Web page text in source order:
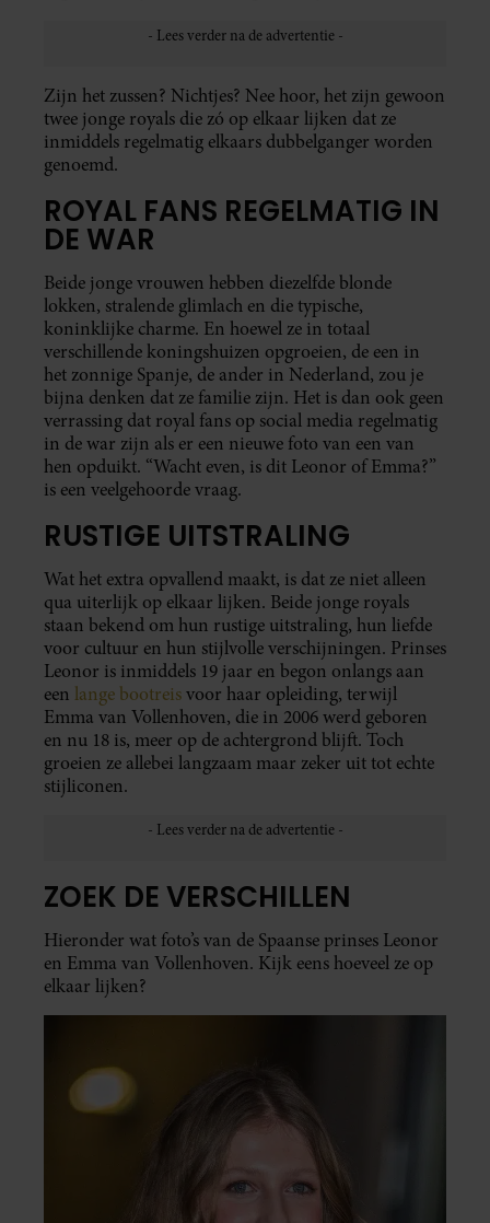
Zijn het zussen? Nichtjes? Nee hoor, het zijn gewoon
twee jonge royals die zó op elkaar lijken dat ze
inmiddels regelmatig elkaars dubbelganger worden
genoemd.
ROYAL FANS REGELMATIG IN
DE WAR
Beide jonge vrouwen hebben diezelfde blonde
lokken, stralende glimlach en die typische,
koninklijke charme. En hoewel ze in totaal
verschillende koningshuizen opgroeien, de een in
het zonnige Spanje, de ander in Nederland, zou je
bijna denken dat ze familie zijn. Het is dan ook geen
verrassing dat royal fans op social media regelmatig
in de war zijn als er een nieuwe foto van een van
hen opduikt. “Wacht even, is dit Leonor of Emma?”
is een veelgehoorde vraag.
RUSTIGE UITSTRALING
Wat het extra opvallend maakt, is dat ze niet alleen
qua uiterlijk op elkaar lijken. Beide jonge royals
staan bekend om hun rustige uitstraling, hun liefde
voor cultuur en hun stijlvolle verschijningen. Prinses
Leonor is inmiddels 19 jaar en begon onlangs aan
een lange bootreisvoor haar opleiding, terwijl
Emma van Vollenhoven, die in 2006 werd geboren
en nu 18 is, meer op de achtergrond blijft. Toch
groeien ze allebei langzaam maar zeker uit tot echte
stijliconen.
ZOEK DE VERSCHILLEN
Hieronder wat foto’s van de Spaanse prinses Leonor
en Emma van Vollenhoven. Kijk eens hoeveel ze op
elkaar lijken?